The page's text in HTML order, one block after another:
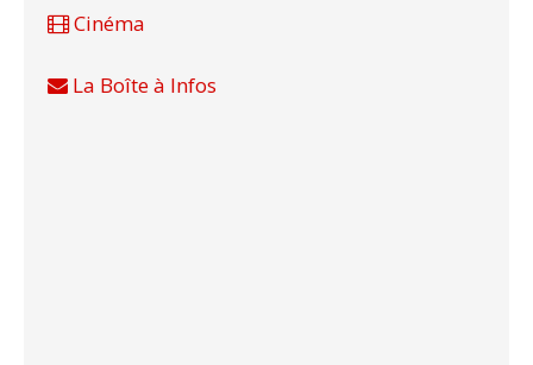
Cinéma
La Boîte à Infos